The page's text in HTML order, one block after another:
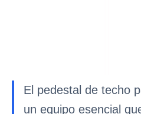
El pedestal de techo
un equipo esencial